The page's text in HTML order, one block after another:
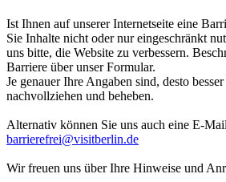
Ist Ihnen auf unserer Internetseite eine
Sie Inhalte nicht oder nur eingeschränkt
uns bitte, die Website zu verbessern.
Barriere über unser Formular.
Je genauer Ihre Angaben sind, desto
nachvollziehen und beheben.
Alternativ können Sie uns auch eine E-
barrierefrei@visitberlin.de
Wir freuen uns über Ihre Hinweise und